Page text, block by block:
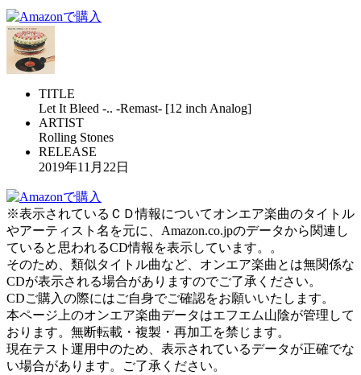
TITLE
Let It Bleed -.. -Remast- [12 inch Analog]
ARTIST
Rolling Stones
RELEASE
2019年11月22日
※表示されているＣＤ情報についてオンエア楽曲のタイトル
やアーティスト名を元に、Amazon.co.jpのデータから関連し
ていると思われるCD情報を表示しています。。
そのため、類似タイトル曲など、オンエア楽曲とは無関係な
CDが表示される場合がありますのでご了承ください。
CDご購入の際にはご自身でご確認をお願いいたします。
本ページ上のオンエア楽曲データはエフエム山陰が管理して
おります。無断転載・複製・再加工を禁じます。
現在テスト運用中のため、表示されているデータが正確でな
い場合があります。ご了承ください。